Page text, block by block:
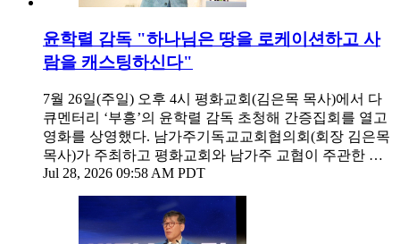
윤학렬 감독 "하나님은 땅을 로케이션하고 사
람을 캐스팅하신다"
7월 26일(주일) 오후 4시 평화교회(김은목 목사)에서 다
큐멘터리 ‘부흥’의 윤학렬 감독 초청해 간증집회를 열고
영화를 상영했다. 남가주기독교교회협의회(회장 김은목
목사)가 주최하고 평화교회와 남가주 교협이 주관한 …
Jul 28, 2026 09:58 AM PDT